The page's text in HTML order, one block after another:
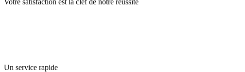
Un service rapide